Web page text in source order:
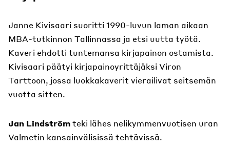
Janne Kivisaari suoritti 1990-luvun laman aikaan
MBA-tutkinnon Tallinnassa ja etsi uutta työtä.
Kaveri ehdotti tuntemansa kirjapainon ostamista.
Kivisaari päätyi kirjapainoyrittäjäksi Viron
Tarttoon, jossa luokkakaverit vierailivat seitsemän
vuotta sitten.
Jan Lindströmteki lähes nelikymmenvuotisen uran
Valmetin kansainvälisissä tehtävissä.